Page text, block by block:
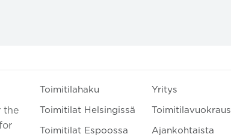
the
Toimitilahaku
Toimitilat Helsingissä
Toimitilat Espoossa
Yritys
Toimitilavuokraus
Ajankohtaista